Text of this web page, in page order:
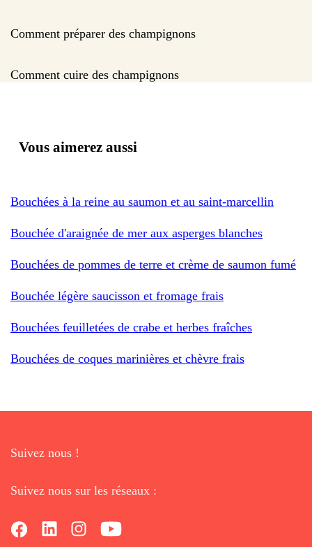
Comment préparer des champignons
Comment cuire des champignons
Vous aimerez aussi
Bouchées à la reine au saumon et au saint-marcellin
Bouchée d'araignée de mer aux asperges blanches
Bouchées de pommes de terre et crème de saumon fumé
Bouchée légère saucisson et fromage frais
Bouchées feuilletées de crabe et herbes fraîches
Bouchées de coques marinières et chèvre frais
Suivez nous !
Suivez nous sur les réseaux :